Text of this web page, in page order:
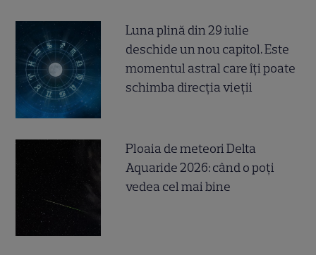
Luna plină din 29 iulie
deschide un nou capitol. Este
momentul astral care îți poate
schimba direcția vieții
Ploaia de meteori Delta
Aquaride 2026: când o poți
vedea cel mai bine